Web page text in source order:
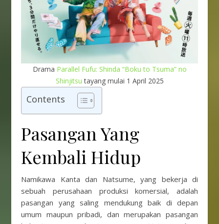
Drama Parallel Fufu: Shinda “Boku to Tsuma” no
Shinjitsu tayang mulai 1 April 2025
Contents
Pasangan Yang
Kembali Hidup
Namikawa Kanta dan Natsume, yang bekerja di
sebuah perusahaan produksi komersial, adalah
pasangan yang saling mendukung baik di depan
umum maupun pribadi, dan merupakan pasangan